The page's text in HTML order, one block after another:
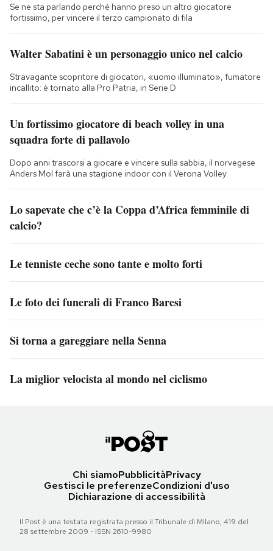
Se ne sta parlando perché hanno preso un altro giocatore
fortissimo, per vincere il terzo campionato di fila
Walter Sabatini è un personaggio unico nel calcio
Stravagante scopritore di giocatori, «uomo illuminato», fumatore
incallito: è tornato alla Pro Patria, in Serie D
Un fortissimo giocatore di beach volley in una
squadra forte di pallavolo
Dopo anni trascorsi a giocare e vincere sulla sabbia, il norvegese
Anders Mol farà una stagione indoor con il Verona Volley
Lo sapevate che c’è la Coppa d’Africa femminile di
calcio?
Le tenniste ceche sono tante e molto forti
Le foto dei funerali di Franco Baresi
Si torna a gareggiare nella Senna
La miglior velocista al mondo nel ciclismo
Chi siamoPubblicitàPrivacy
Gestisci le preferenzeCondizioni d'uso
Dichiarazione di accessibilità
Il Post è una testata registrata presso il Tribunale di Milano, 419 del
28 settembre 2009 - ISSN 2610-9980